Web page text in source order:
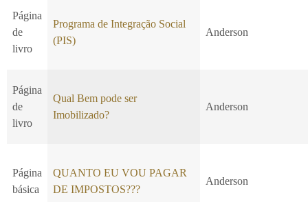
Página
de
livro
Programa de Integração Social
(PIS)
Anderson
Página
de
livro
Qual Bem pode ser
Imobilizado?
Anderson
Página
básica
QUANTO EU VOU PAGAR
DE IMPOSTOS???
Anderson